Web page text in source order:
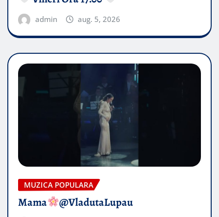
admin aug. 5, 2026
MUZICA POPULARA
Mama @VladutaLupau